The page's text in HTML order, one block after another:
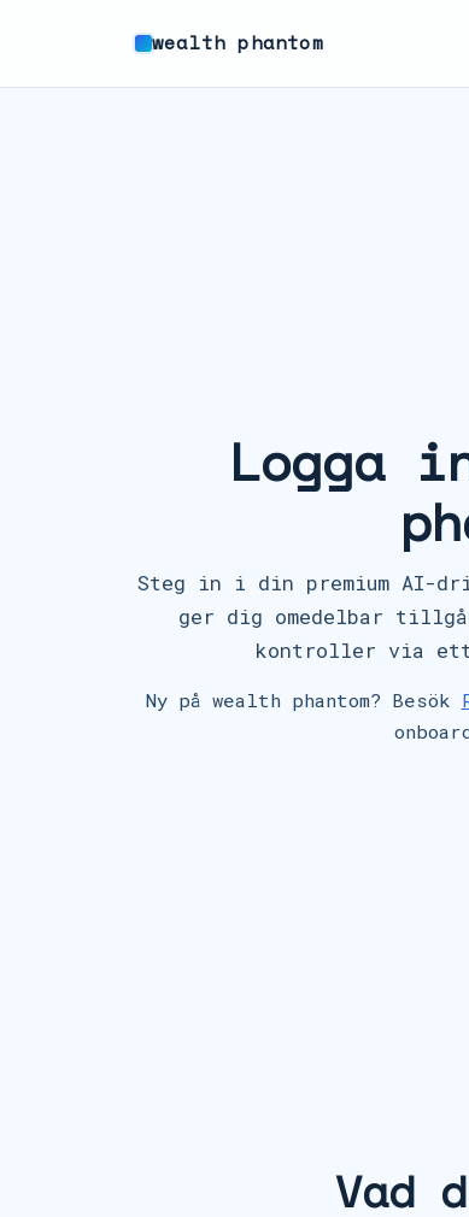
wealth phantom
Logga
Steg in i din premium AI-
ger dig omedelbar
kontroller via ett
Ny på wealth phantom? Besök
Vad